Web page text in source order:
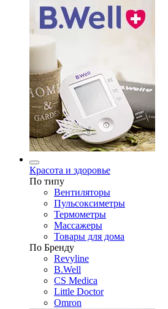
Красота и здоровье
По типу
Вентиляторы
Пульсоксиметры
Термометры
Массажеры
Товары для дома
По Бренду
Revyline
B.Well
CS Medica
Little Doctor
Omron